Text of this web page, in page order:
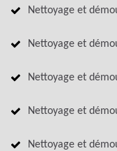
Nettoyage et
Nettoyage et
Nettoyage et
Nettoyage et
Nettoyage et